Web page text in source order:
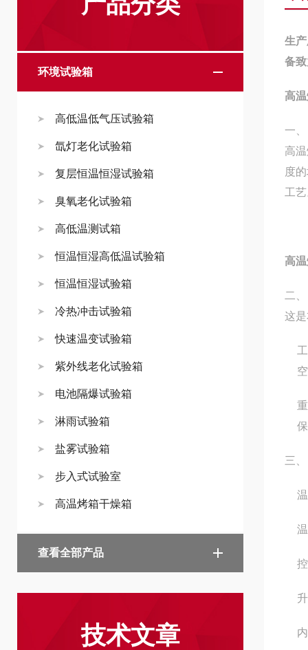
环境试验箱
高低温低气压试验箱
氙灯老化试验箱
复层恒温恒湿试验箱
臭氧老化试验箱
高低温测试箱
恒温恒湿高低温试验箱
恒温恒湿试验箱
冷热冲击试验箱
快速温变试验箱
紫外线老化试验箱
电池隔爆试验箱
淋雨试验箱
盐雾试验箱
步入式试验室
高温烤箱干燥箱
查看全部产品
技术文章
生
备
高
一
高
度
工
高
二
这
三